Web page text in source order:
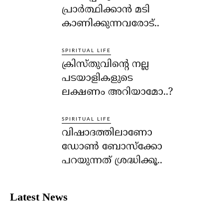
പ്രാര്‍ത്ഥിക്കാന്‍ മടി
കാണിക്കുന്നവരോട്..
SPIRITUAL LIFE
ക്രിസ്തുവിന്റെ നല്ല
പടയാളികളുടെ
ലക്ഷണം അറിയാമോ..?
SPIRITUAL LIFE
വിഷാദത്തിലാണോ
ഡോണ്‍ ബോസ്‌ക്കോ
പറയുന്നത് ശ്രദ്ധിക്കൂ..
Latest News